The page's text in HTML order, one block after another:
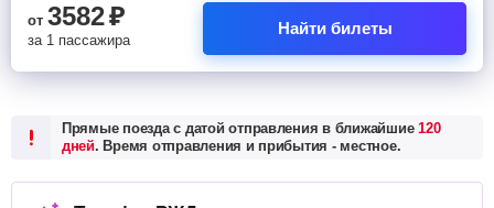
от 3582₽
за 1 пассажира
Найти билеты
Прямые поезда с датой отправления в ближайшие120
дней. Время отправления и прибытия - местное.